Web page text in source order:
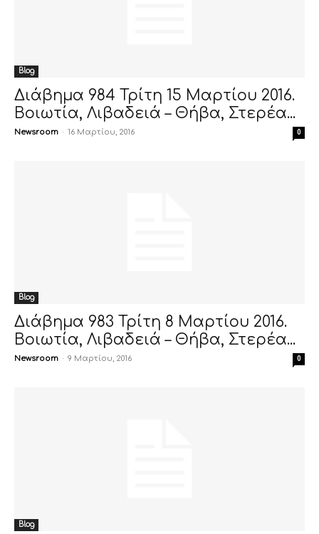
Blog
Διάβημα 984 Τρίτη 15 Μαρτίου 2016.
Βοιωτία, Λιβαδειά – Θήβα, Στερέα...
Newsroom - 16 Μαρτίου, 2016 0
Blog
Διάβημα 983 Τρίτη 8 Μαρτίου 2016.
Βοιωτία, Λιβαδειά – Θήβα, Στερέα...
Newsroom - 9 Μαρτίου, 2016 0
Blog